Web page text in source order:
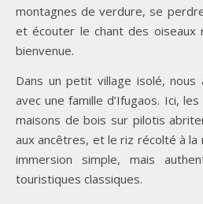
montagnes de verdure, se
et écouter le chant des oiseaux
bienvenue.
Dans un petit village isolé,
avec une famille d’Ifugaos. Ici,
maisons de bois sur pilotis
aux ancêtres, et le riz récolté à la
immersion simple, mais
touristiques classiques.